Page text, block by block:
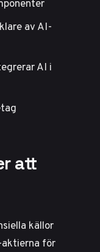
av AI-
AI i
att
källor
för